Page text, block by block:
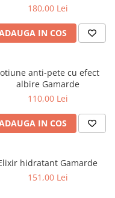
180,00 Lei
IN COS
anti-pete cu efect
albire Gamarde
110,00 Lei
IN COS
hidratant Gamarde
151,00 Lei